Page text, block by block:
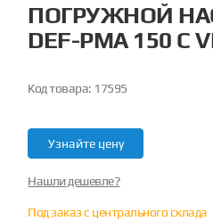
ПОГРУЖНОЙ
DEF-PMA 150 C
Код товара: 17595
Узнайте цену
Нашли дешевле?
Под заказ с центрального склада